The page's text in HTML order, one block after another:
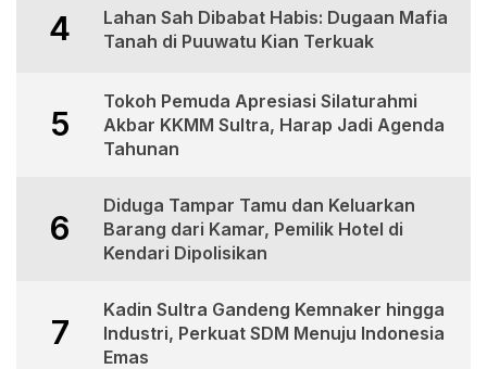
4
Lahan Sah Dibabat Habis: Dugaan Mafia
Tanah di Puuwatu Kian Terkuak
5
Tokoh Pemuda Apresiasi Silaturahmi
Akbar KKMM Sultra, Harap Jadi Agenda
Tahunan
6
Diduga Tampar Tamu dan Keluarkan
Barang dari Kamar, Pemilik Hotel di
Kendari Dipolisikan
7
Kadin Sultra Gandeng Kemnaker hingga
Industri, Perkuat SDM Menuju Indonesia
Emas